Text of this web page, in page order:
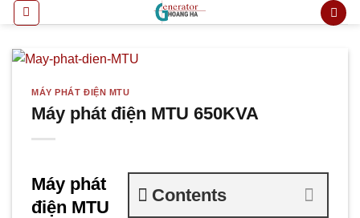
qua
nội
MÁY PHÁT ĐIỆN MTU
Máy phát điện MTU 650KVA
Contents
Máy phát
điện MTU